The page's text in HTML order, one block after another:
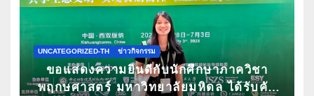
UNCATEGORIZED-TH ข่าวกิจกรรม
ขอแสดงความยินดีกับนักศึกษาภาควิชา
พฤกษศาสตร์ มหาวิทยาลัยมหิดล ได้รับคัด